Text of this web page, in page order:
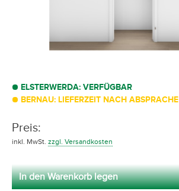
ELSTERWERDA: VERFÜGBAR
BERNAU: LIEFERZEIT NACH ABSPRACHE
Preis:
inkl. MwSt. zzgl. Versandkosten
In den Warenkorb legen